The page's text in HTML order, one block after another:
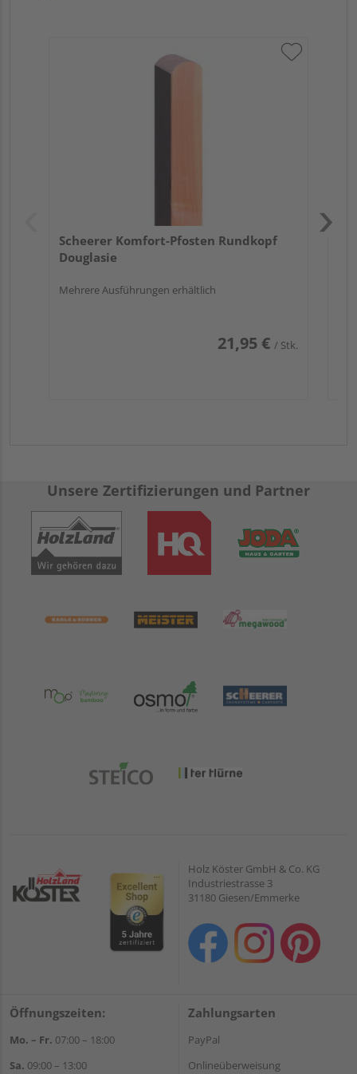
Scheerer Komfort-Pfosten Rundkopf
Douglasie
Mehrere Ausführungen erhältlich
21,95 € / Stk.
Unsere Zertifizierungen und Partner
Holz Köster GmbH & Co. KG
Industriestrasse 3
31180 Giesen/Emmerke
Öffnungszeiten:
Mo. – Fr. 07:00 – 18:00
Sa. 09:00 – 13:00
Zahlungsarten
PayPal
Onlineüberweisung